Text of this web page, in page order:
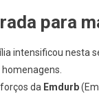
para
intensificou nesta
da Emdurb